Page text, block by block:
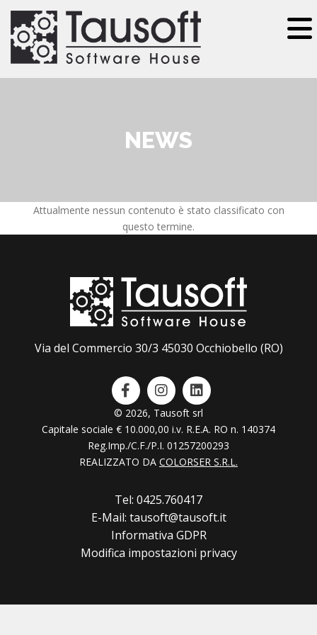
Salta al contenuto principale
NEWS
Attualmente nessun contenuto è stato classificato con
questo termine.
Via del Commercio 30/3 45030 Occhiobello (RO)
© 2026, Tausoft srl
Capitale sociale € 10.000,00 i.v. R.E.A. RO n. 140374
Reg.Imp./C.F./P.I. 01257200293
REALIZZATO DA COLORSER S.R.L.
Tel: 0425.760417
E-Mail: tausoft@tausoft.it
Informativa GDPR
Modifica impostazioni privacy